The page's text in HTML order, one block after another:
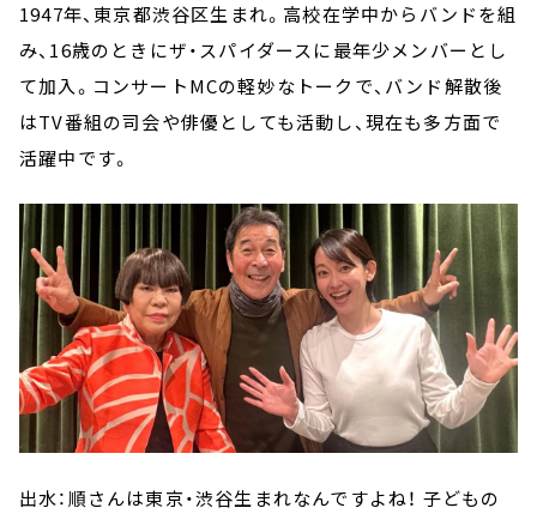
1947年、東京都渋谷区生まれ。高校在学中からバンドを組
み、16歳のときにザ・スパイダースに最年少メンバーとし
て加入。コンサートMCの軽妙なトークで、バンド解散後
はTV番組の司会や俳優としても活動し、現在も多方面で
活躍中です。
出水：順さんは東京・渋谷生まれなんですよね！ 子どもの